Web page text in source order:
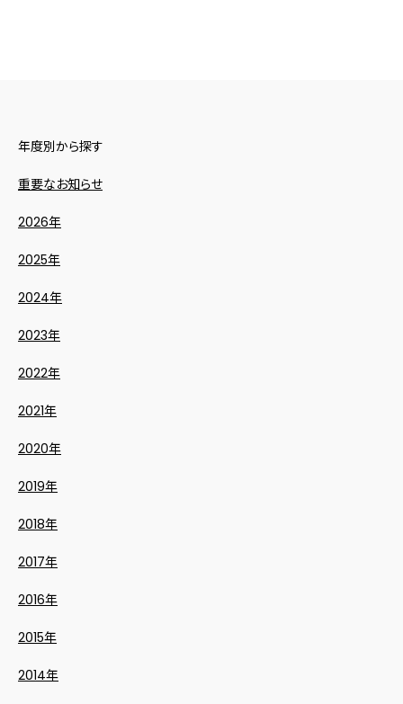
年度別から探す
重要なお知らせ
2026年
2025年
2024年
2023年
2022年
2021年
2020年
2019年
2018年
2017年
2016年
2015年
2014年